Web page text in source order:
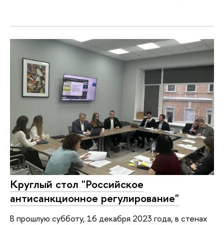
Круглый стол "Российское
антисанкционное регулирование"
В прошлую субботу, 16 декабря 2023 года, в стенах